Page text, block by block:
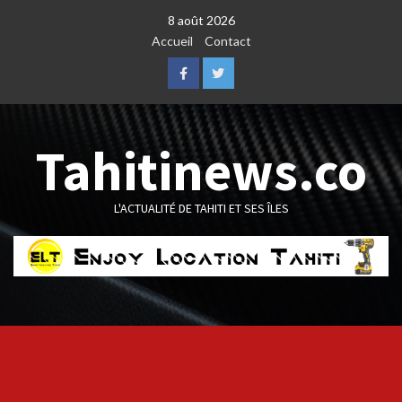
8 août 2026
Accueil
Contact
FacebookTwitter
Tahitinews.co
L'ACTUALITÉ DE TAHITI ET SES ÎLES